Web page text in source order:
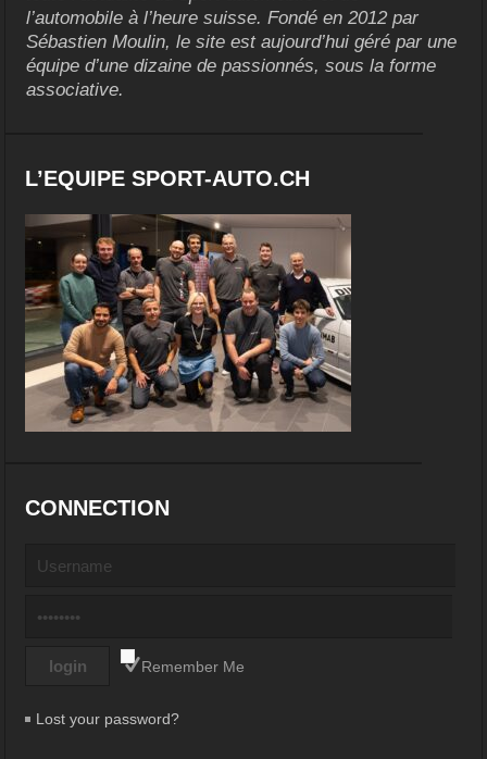
l’automobile à l’heure suisse. Fondé en 2012 par
Sébastien Moulin, le site est aujourd’hui géré par une
équipe d’une dizaine de passionnés, sous la forme
associative.
L’EQUIPE SPORT-AUTO.CH
CONNECTION
Remember Me
Lost your password?